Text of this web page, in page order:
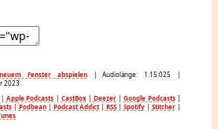
Fenster abspielen|Audiolänge: 1:15:025
|
2023
Apple Podcasts | CastBox| Deezer| Google Podcasts|
| Podbean| Podcast Addict| RSS| Spotify| Stitcher|